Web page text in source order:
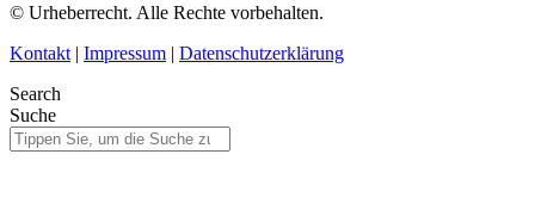
© Urheberrecht. Alle Rechte vorbehalten.
Kontakt | Impressum | Datenschutzerklärung
Search
Suche